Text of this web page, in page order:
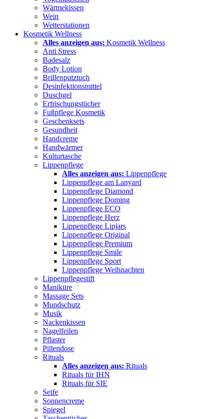
Wärmekissen
Wein
Wetterstationen
Kosmetik Wellness
Alles anzeigen aus: Kosmetik Wellness
Anti Stress
Badesalz
Body Lotion
Brillenputztuch
Desinfektionsmittel
Duschgel
Erfrischungstücher
Fußpflege Kosmetik
Geschenksets
Gesundheit
Handcreme
Handwärmer
Kulturtasche
Lippenpflege
Alles anzeigen aus: Lippenpflege
Lippenpflege am Lanyard
Lippenpflege Diamond
Lippenpflege Doming
Lippenpflege ECO
Lippenpflege Herz
Lippenpflege Lipjars
Lippenpflege Original
Lippenpflege Premium
Lippenpflege Smile
Lippenpflege Sport
Lippenpflege Weihnachten
Lippenpflegestift
Maniküre
Massage Sets
Mundschutz
Musik
Nackenkissen
Nagelfeilen
Pflaster
Pillendose
Rituals
Alles anzeigen aus: Rituals
Rituals für IHN
Rituals für SIE
Seife
Sonnencreme
Spiegel